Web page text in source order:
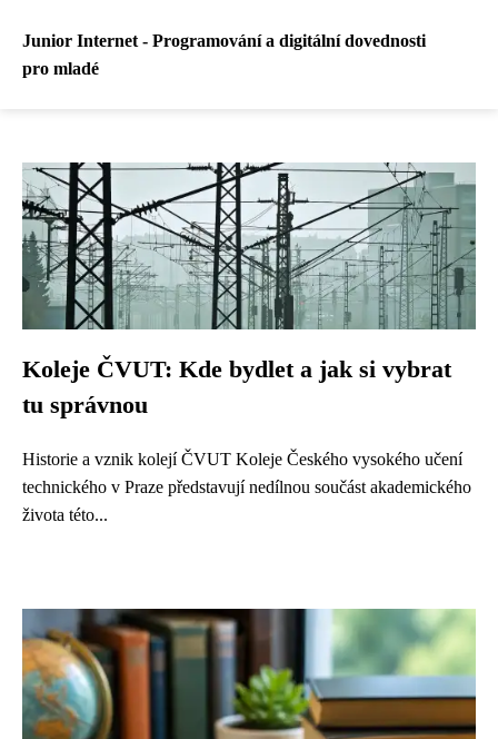
Junior Internet - Programování a digitální dovednosti
pro mladé
Koleje ČVUT: Kde bydlet a jak si vybrat
tu správnou
Historie a vznik kolejí ČVUT Koleje Českého vysokého učení
technického v Praze představují nedílnou součást akademického
života této...